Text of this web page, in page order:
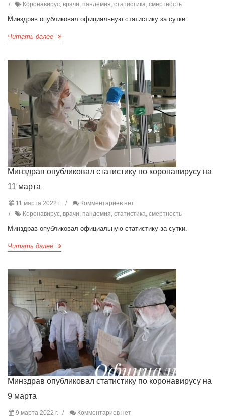
Коронавирус, врачи, пандемия, статистика, смертность
Минздрав опубликовал официальную статистику за сутки.
Читать далее
Минздрав опубликовал статистику по коронавирусу на
11 марта
11 марта 2022 г.
Комментариев нет
Коронавирус, врачи, пандемия, статистика, смертность
Минздрав опубликовал официальную статистику за сутки.
Читать далее
Минздрав опубликовал статистику по коронавирусу на
9 марта
9 марта 2022 г.
Комментариев нет